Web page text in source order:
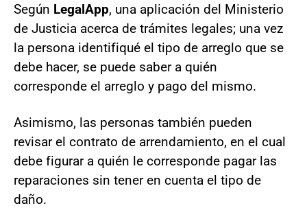
Según LegalApp, una aplicación del Ministerio
de Justicia acerca de trámites legales; una vez
la persona identifiqué el tipo de arreglo que se
debe hacer, se puede saber a quién
corresponde el arreglo y pago del mismo.
Asimismo, las personas también pueden
revisar el contrato de arrendamiento, en el cual
debe figurar a quién le corresponde pagar las
reparaciones sin tener en cuenta el tipo de
daño.